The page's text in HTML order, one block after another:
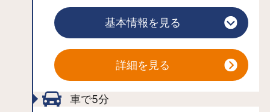
月に入るとシャクナゲ、アヤメなどが
咲き誇り、続いてハナショウブが彩り
を添え、秋口には萩が見頃を迎え
る。 入園料大人500円、小人250円。
神事場1） 【見頃】4月下旬～11月上
です。代表的な品種として、矢口・寒
白・菊桃・源平枝垂れ・照手水密・箒
にわたり、色とりどりに咲き乱れる桃
源郷のような景色をご覧ください。
徒歩圏内には秋保・鳴子と並び欧州三
基本情報を見る
詳細を見る
車で5分